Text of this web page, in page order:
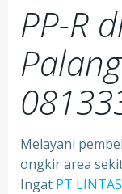
PP-R
Melayani
ongkir area
Ingat PT